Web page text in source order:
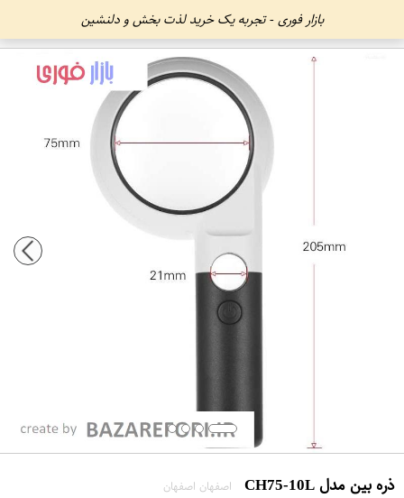
بازار فوری - تجربه یک خرید لذت بخش و دلنشین
ذره بین مدل CH75-10L اصفهان اصفهان